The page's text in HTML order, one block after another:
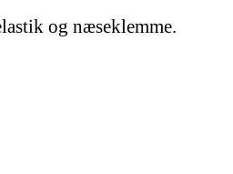
og næseklemme.